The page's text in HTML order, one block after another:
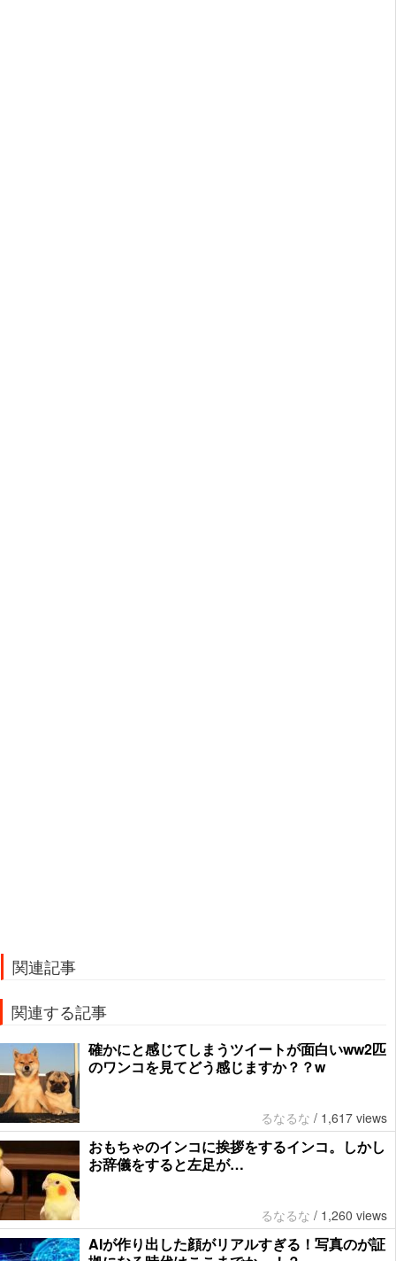
関連記事
関連する記事
確かにと感じてしまうツイートが面白いww2匹
のワンコを見てどう感じますか？？w
るなるな / 1,617 views
おもちゃのインコに挨拶をするインコ。しかし
お辞儀をすると左足が…
るなるな / 1,260 views
AIが作り出した顔がリアルすぎる！写真のが証